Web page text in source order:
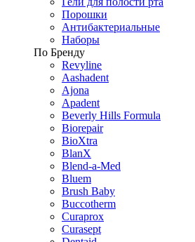
Порошки
Антибактериальные
Наборы
По Бренду
Revyline
Aashadent
Ajona
Apadent
Beverly Hills Formula
Biorepair
BioXtra
BlanX
Blend-a-Med
Bluem
Brush Baby
Buccotherm
Curaprox
Curasept